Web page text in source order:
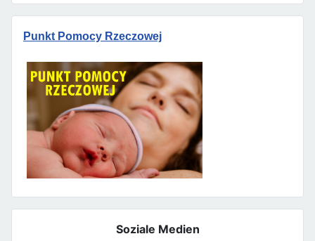
Punkt Pomocy Rzeczowej
Soziale Medien